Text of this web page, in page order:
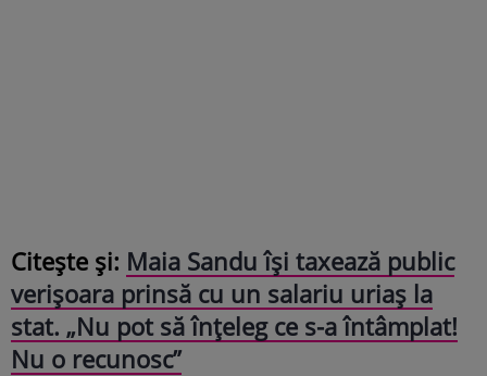
Citește și: Maia Sandu își taxează public
verișoara prinsă cu un salariu uriaș la
stat. „Nu pot să înțeleg ce s-a întâmplat!
Nu o recunosc”